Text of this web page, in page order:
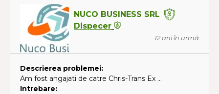
NUCO BUSINESS SRL
Dispecer
12 ani în urmă
Descrierea problemei:
Am fost angajati de catre Chris-Trans Ex ...
Intrebare: